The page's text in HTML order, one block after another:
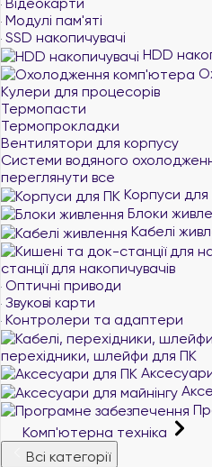
Модулі пам'яті
SSD накопичувачі
HDD
Кулери для процесорів
Термопасти
Термопрокладки
Вентилятори для корпусу
Системи водяного
переглянути все
Корпуси для
Блоки
Кабелі
станції для накопичувачів
Оптичні приводи
Звукові карти
Контролери та адаптери
перехідники, шлейфи для ПК
Комп'ютерна техніка
Всі категорії
В кошик